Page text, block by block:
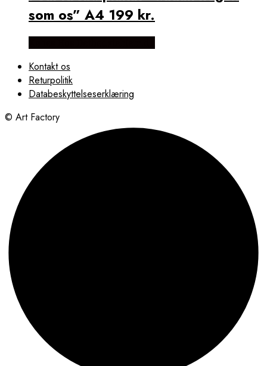
som os” A4 199 kr.
Kontakt os
Returpolitik
Databeskyttelseserklæring
© Art Factory